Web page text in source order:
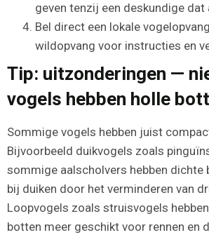
geven tenzij een deskundige dat
Bel direct een lokale
wildopvang voor instructies en
Tip: uitzonderingen —
vogels hebben holle
Sommige vogels hebben juist
Bijvoorbeeld duikvogels zoals
sommige aalscholvers hebben dichte
bij duiken door het verminderen van
Loopvogels zoals struisvogels
botten meer geschikt voor rennen en